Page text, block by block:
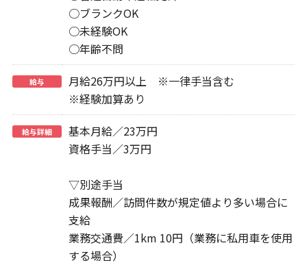
○ブランクOK
○未経験OK
○年齢不問
給与
月給26万円以上 ※一律手当含む
※経験加算あり
給与詳細
基本月給／23万円
資格手当／3万円
▽別途手当
成果報酬／訪問件数が規定値より多い場合に
支給
業務交通費／1km 10円（業務に私用車を使用
する場合）